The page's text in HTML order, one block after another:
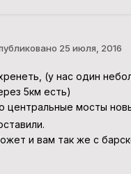
25 июля, 2016
(у нас один
5км есть)
центральные мосты
и вам так же с